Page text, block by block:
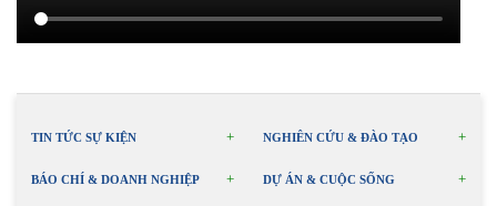
TIN TỨC SỰ KIỆN NGHIÊN CỨU & ĐÀO TẠO
BÁO CHÍ & DOANH NGHIỆP DỰ ÁN & CUỘC SỐNG